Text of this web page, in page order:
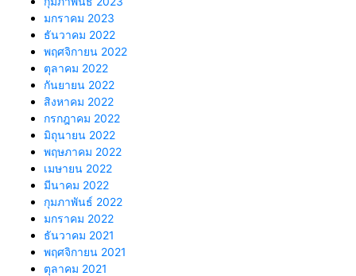
มกราคม 2023
ธันวาคม 2022
พฤศจิกายน 2022
ตุลาคม 2022
กันยายน 2022
สิงหาคม 2022
กรกฎาคม 2022
มิถุนายน 2022
พฤษภาคม 2022
เมษายน 2022
มีนาคม 2022
กุมภาพันธ์ 2022
มกราคม 2022
ธันวาคม 2021
พฤศจิกายน 2021
ตุลาคม 2021